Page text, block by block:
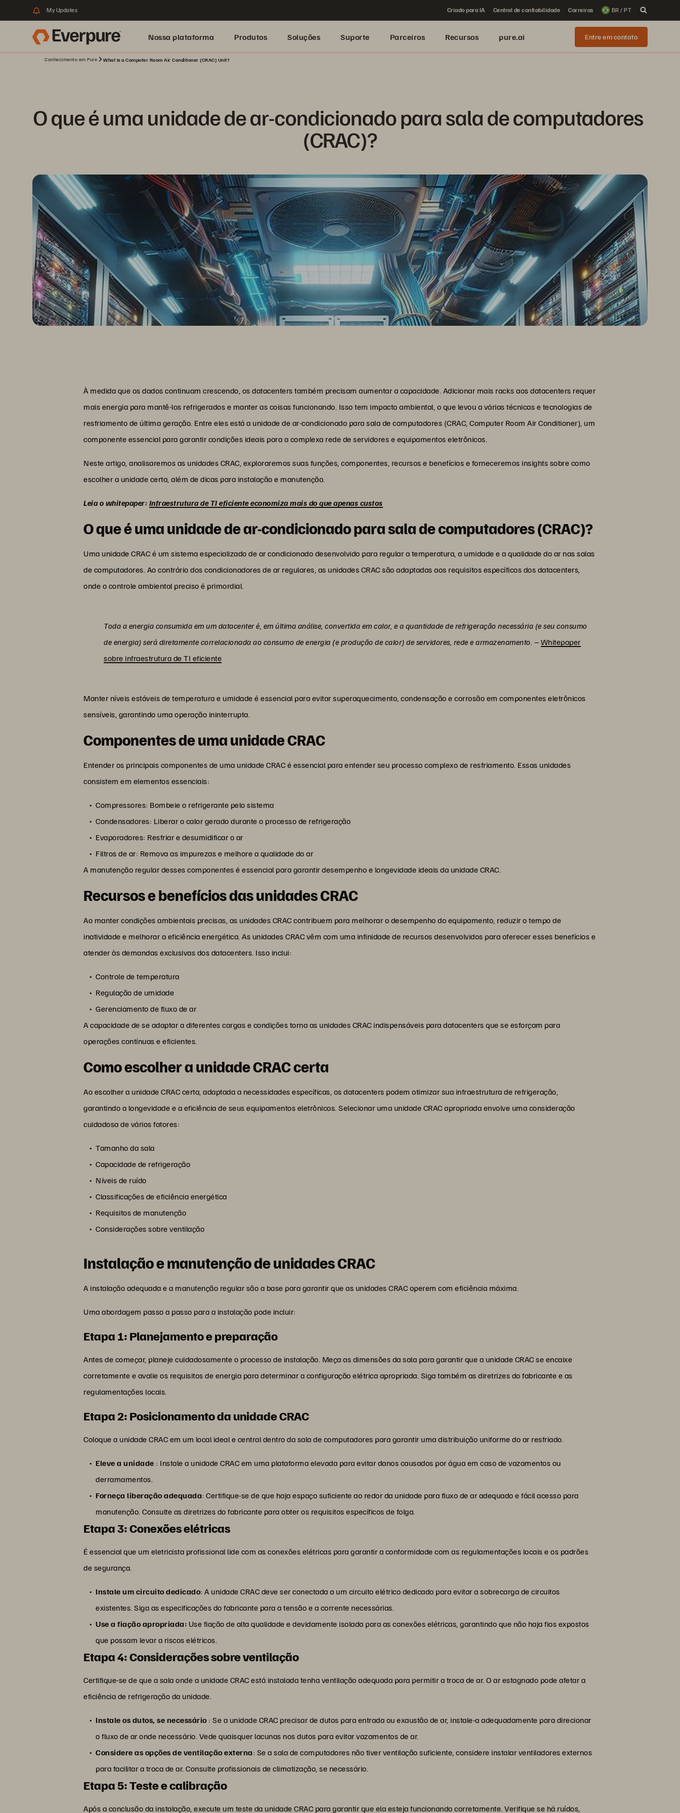
My Updates Criado para IA Central de confiabilidade Carreiras BR / PT
Nossa plataforma Produtos Soluções Suporte Parceiros Recursos pure.ai Entre em contato
Conhecimento em Pure What Is a Computer Room Air Conditioner (CRAC) Unit?
O que é uma unidade de ar-condicionado para sala de computadores
(CRAC)?
À medida que os dados continuam crescendo, os datacenters também precisam aumentar a capacidade. Adicionar mais racks aos datacenters requer
mais energia para mantê-los refrigerados e manter as coisas funcionando. Isso tem impacto ambiental, o que levou a várias técnicas e tecnologias de
resfriamento de última geração. Entre eles está a unidade de ar-condicionado para sala de computadores (CRAC, Computer Room Air Conditioner), um
componente essencial para garantir condições ideais para a complexa rede de servidores e equipamentos eletrônicos.
Neste artigo, analisaremos as unidades CRAC, exploraremos suas funções, componentes, recursos e benefícios e forneceremos insights sobre como
escolher a unidade certa, além de dicas para instalação e manutenção.
Leia o whitepaper: Infraestrutura de TI eficiente economiza mais do que apenas custos
O que é uma unidade de ar-condicionado para sala de computadores (CRAC)?
Uma unidade CRAC é um sistema especializado de ar condicionado desenvolvido para regular a temperatura, a umidade e a qualidade do ar nas salas
de computadores. Ao contrário dos condicionadores de ar regulares, as unidades CRAC são adaptadas aos requisitos específicos dos datacenters,
onde o controle ambiental preciso é primordial.
Toda a energia consumida em um datacenter é, em última análise, convertida em calor, e a quantidade de refrigeração necessária (e seu consumo
de energia) será diretamente correlacionada ao consumo de energia (e produção de calor) de servidores, rede e armazenamento. – Whitepaper
sobre infraestrutura de TI eficiente
Manter níveis estáveis de temperatura e umidade é essencial para evitar superaquecimento, condensação e corrosão em componentes eletrônicos
sensíveis, garantindo uma operação ininterrupta.
Componentes de uma unidade CRAC
Entender os principais componentes de uma unidade CRAC é essencial para entender seu processo complexo de resfriamento. Essas unidades
consistem em elementos essenciais:
Compressores: Bombeie o refrigerante pelo sistema
Condensadores: Liberar o calor gerado durante o processo de refrigeração
Evaporadores: Resfriar e desumidificar o ar
Filtros de ar: Remova as impurezas e melhore a qualidade do ar
A manutenção regular desses componentes é essencial para garantir desempenho e longevidade ideais da unidade CRAC.
Recursos e benefícios das unidades CRAC
Ao manter condições ambientais precisas, as unidades CRAC contribuem para melhorar o desempenho do equipamento, reduzir o tempo de
inatividade e melhorar a eficiência energética. As unidades CRAC vêm com uma infinidade de recursos desenvolvidos para oferecer esses benefícios e
atender às demandas exclusivas dos datacenters. Isso inclui:
Controle de temperatura
Regulação de umidade
Gerenciamento de fluxo de ar
A capacidade de se adaptar a diferentes cargas e condições torna as unidades CRAC indispensáveis para datacenters que se esforçam para
operações contínuas e eficientes.
Como escolher a unidade CRAC certa
Ao escolher a unidade CRAC certa, adaptada a necessidades específicas, os datacenters podem otimizar sua infraestrutura de refrigeração,
garantindo a longevidade e a eficiência de seus equipamentos eletrônicos. Selecionar uma unidade CRAC apropriada envolve uma consideração
cuidadosa de vários fatores:
Tamanho da sala
Capacidade de refrigeração
Níveis de ruído
Classificações de eficiência energética
Requisitos de manutenção
Considerações sobre ventilação
Instalação e manutenção de unidades CRAC
A instalação adequada e a manutenção regular são a base para garantir que as unidades CRAC operem com eficiência máxima.
Uma abordagem passo a passo para a instalação pode incluir:
Etapa 1: Planejamento e preparação
Antes de começar, planeje cuidadosamente o processo de instalação. Meça as dimensões da sala para garantir que a unidade CRAC se encaixe
corretamente e avalie os requisitos de energia para determinar a configuração elétrica apropriada. Siga também as diretrizes do fabricante e as
regulamentações locais.
Etapa 2: Posicionamento da unidade CRAC
Coloque a unidade CRAC em um local ideal e central dentro da sala de computadores para garantir uma distribuição uniforme do ar resfriado.
Eleve a unidade : Instale a unidade CRAC em uma plataforma elevada para evitar danos causados por água em caso de vazamentos ou
derramamentos.
Forneça liberação adequada: Certifique-se de que haja espaço suficiente ao redor da unidade para fluxo de ar adequado e fácil acesso para
manutenção. Consulte as diretrizes do fabricante para obter os requisitos específicos de folga.
Etapa 3: Conexões elétricas
É essencial que um eletricista profissional lide com as conexões elétricas para garantir a conformidade com as regulamentações locais e os padrões
de segurança.
Instale um circuito dedicado: A unidade CRAC deve ser conectada a um circuito elétrico dedicado para evitar a sobrecarga de circuitos
existentes. Siga as especificações do fabricante para a tensão e a corrente necessárias.
Use a fiação apropriada: Use fiação de alta qualidade e devidamente isolada para as conexões elétricas, garantindo que não haja fios expostos
que possam levar a riscos elétricos.
Etapa 4: Considerações sobre ventilação
Certifique-se de que a sala onde a unidade CRAC está instalada tenha ventilação adequada para permitir a troca de ar. O ar estagnado pode afetar a
eficiência de refrigeração da unidade.
Instale os dutos, se necessário : Se a unidade CRAC precisar de dutos para entrada ou exaustão de ar, instale-a adequadamente para direcionar
o fluxo de ar onde necessário. Vede quaisquer lacunas nos dutos para evitar vazamentos de ar.
Considere as opções de ventilação externa: Se a sala de computadores não tiver ventilação suficiente, considere instalar ventiladores externos
para facilitar a troca de ar. Consulte profissionais de climatização, se necessário.
Etapa 5: Teste e calibração
Após a conclusão da instalação, execute um teste da unidade CRAC para garantir que ela esteja funcionando corretamente. Verifique se há ruídos,